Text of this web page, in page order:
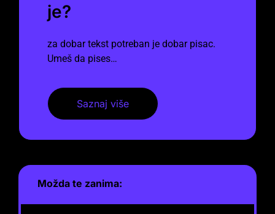
je?
za dobar tekst potreban je dobar pisac.
Umeš da pises…
Saznaj više
Možda te zanima: